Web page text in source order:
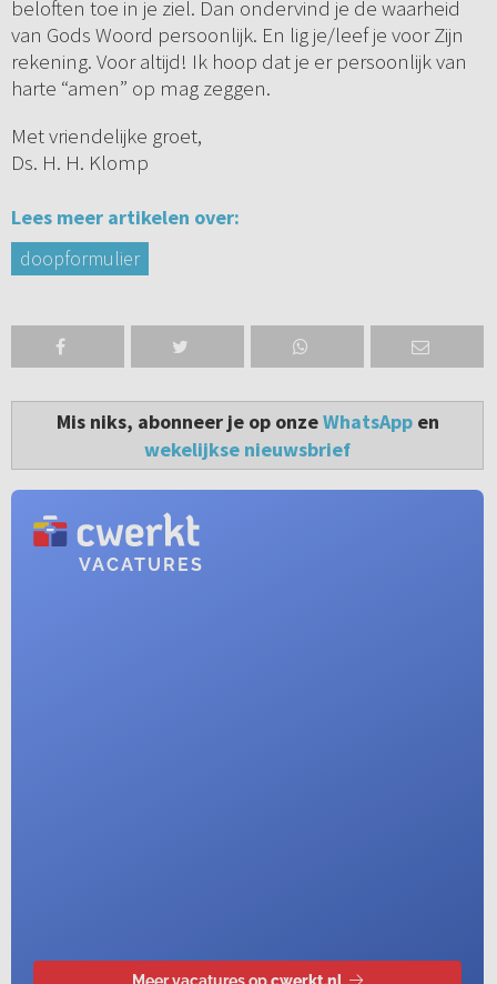
beloften toe in je ziel. Dan ondervind je de waarheid
van Gods Woord persoonlijk. En lig je/leef je voor Zijn
rekening. Voor altijd! Ik hoop dat je er persoonlijk van
harte “amen” op mag zeggen.
Met vriendelijke groet,
Ds. H. H. Klomp
Lees meer artikelen over:
doopformulier
Mis niks, abonneer je op onzeWhatsAppen
wekelijkse nieuwsbrief